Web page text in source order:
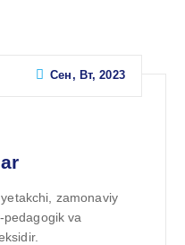
Сен, Вт, 2023
zamonaviy
va